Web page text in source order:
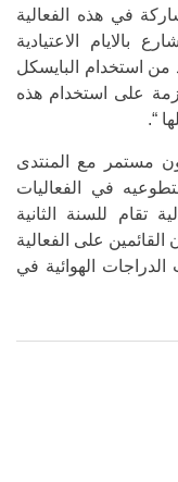
في هذه الفعالية
بالايام الاعتيادية
من استخدام البايسكل
على استخدام هذه
“.
مستمر مع المنتدى
في الفعاليات
تقام للسنة الثانية
على الفعالية
الهوائية في